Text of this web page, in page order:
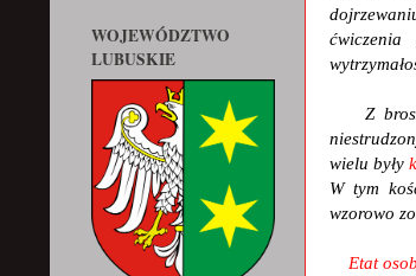
ćwiczenia
Z
wielu były
W tym
wzorowo
Etat
WOJEWÓDZTWO
LUBUSKIE